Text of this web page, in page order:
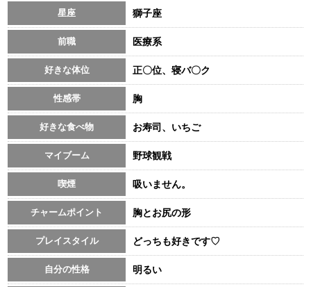
星座 獅子座
前職 医療系
好きな体位 正〇位、寝バ〇ク
性感帯 胸
好きな食べ物 お寿司、いちご
マイブーム 野球観戦
喫煙 吸いません。
チャームポイント 胸とお尻の形
プレイスタイル どっちも好きです♡
自分の性格 明るい